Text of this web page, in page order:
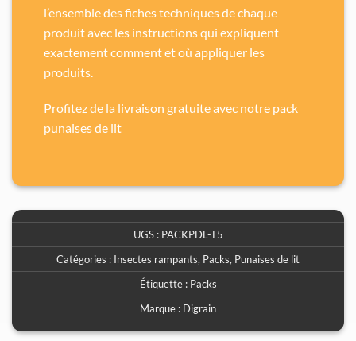
l’ensemble des fiches techniques de chaque
produit avec les instructions qui expliquent
exactement comment et où appliquer les
produits.
Profitez de la livraison gratuite avec notre pack
punaises de lit
UGS : PACKPDL-T5
Catégories : Insectes rampants, Packs, Punaises de lit
Étiquette : Packs
Marque : Digrain